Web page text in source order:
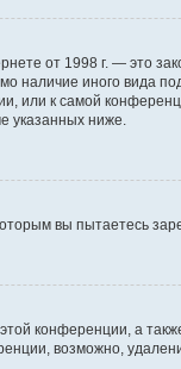
от 1998 г. — это
наличие иного
или к самой
указанных ниже.
вы пытаетесь
конференции, а
возможно,